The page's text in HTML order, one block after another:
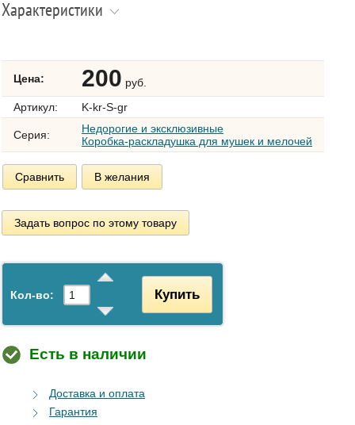
Характеристики
Цена: 200 руб.
Артикул:
K-kr-S-gr
Серия:
Недорогие и эксклюзивные
Коробка-раскладушка для мушек и мелочей
Сравнить В желания
Задать вопрос по этому товару
Кол-во: Купить
Есть в наличии
Доставка и оплата
Гарантия